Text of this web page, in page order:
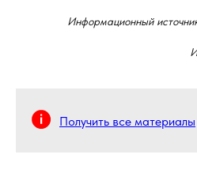
Информационный
Получить все материалы